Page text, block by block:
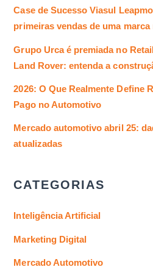
Case de Sucesso Viasul
primeiras vendas de uma
Grupo Urca é premiada no
Land Rover: entenda a
2026: O Que Realmente Define
Pago no Automotivo
Mercado automotivo abril 25:
atualizadas
CATEGORIAS
Inteligência Artificial
Marketing Digital
Mercado Automotivo